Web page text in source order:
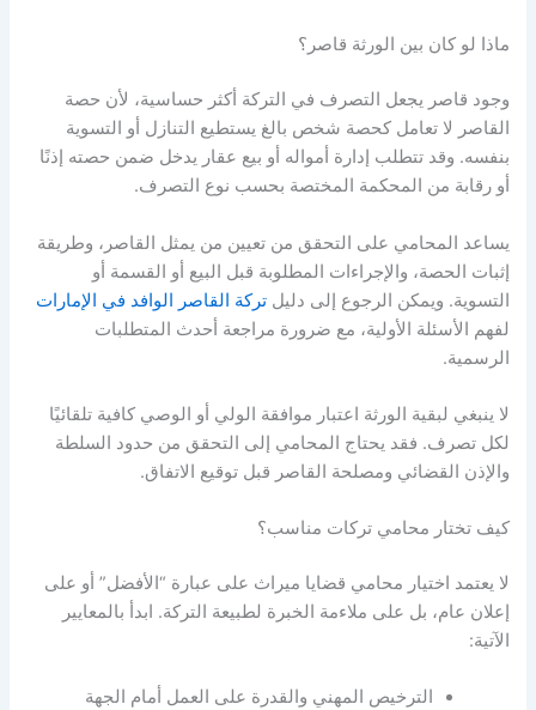
ماذا لو كان بين الورثة قاصر؟
وجود قاصر يجعل التصرف في التركة أكثر حساسية، لأن حصة
القاصر لا تعامل كحصة شخص بالغ يستطيع التنازل أو التسوية
بنفسه. وقد تتطلب إدارة أمواله أو بيع عقار يدخل ضمن حصته إذنًا
أو رقابة من المحكمة المختصة بحسب نوع التصرف.
يساعد المحامي على التحقق من تعيين من يمثل القاصر، وطريقة
إثبات الحصة، والإجراءات المطلوبة قبل البيع أو القسمة أو
التسوية. ويمكن الرجوع إلى دليلتركة القاصر الوافد في الإمارات
لفهم الأسئلة الأولية، مع ضرورة مراجعة أحدث المتطلبات
الرسمية.
لا ينبغي لبقية الورثة اعتبار موافقة الولي أو الوصي كافية تلقائيًا
لكل تصرف. فقد يحتاج المحامي إلى التحقق من حدود السلطة
والإذن القضائي ومصلحة القاصر قبل توقيع الاتفاق.
كيف تختار محامي تركات مناسب؟
لا يعتمد اختيار محامي قضايا ميراث على عبارة “الأفضل” أو على
إعلان عام، بل على ملاءمة الخبرة لطبيعة التركة. ابدأ بالمعايير
الآتية:
الترخيص المهني والقدرة على العمل أمام الجهة